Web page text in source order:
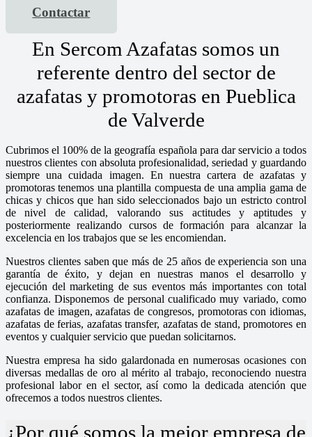
Contactar
En Sercom Azafatas somos un
referente dentro del sector de
azafatas y promotoras en Pueblica
de Valverde
Cubrimos el 100% de la geografía española para dar servicio a todos
nuestros clientes con absoluta profesionalidad, seriedad y guardando
siempre una cuidada imagen. En nuestra cartera de azafatas y
promotoras tenemos una plantilla compuesta de una amplia gama de
chicas y chicos que han sido seleccionados bajo un estricto control
de nivel de calidad, valorando sus actitudes y aptitudes y
posteriormente realizando cursos de formación para alcanzar la
excelencia en los trabajos que se les encomiendan.
Nuestros clientes saben que más de 25 años de experiencia son una
garantía de éxito, y dejan en nuestras manos el desarrollo y
ejecución del marketing de sus eventos más importantes con total
confianza. Disponemos de personal cualificado muy variado, como
azafatas de imagen, azafatas de congresos, promotoras con idiomas,
azafatas de ferias, azafatas transfer, azafatas de stand, promotores en
eventos y cualquier servicio que puedan solicitarnos.
Nuestra empresa ha sido galardonada en numerosas ocasiones con
diversas medallas de oro al mérito al trabajo, reconociendo nuestra
profesional labor en el sector, así como la dedicada atención que
ofrecemos a todos nuestros clientes.
¿Por qué somos la mejor empresa de